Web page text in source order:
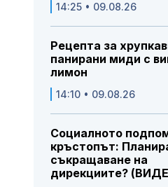
14:25 • 09.08.26
Рецепта за
панирани миди с
лимон
14:10 • 09.08.26
Социалното
кръстопът:
съкращаване на
дирекциите?